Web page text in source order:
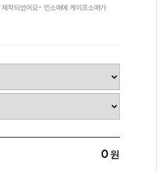
작되었어요~ 민소매에 케이프소매가
0원